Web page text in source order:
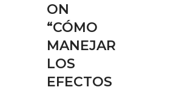
ON
“CÓMO
MANEJAR
LOS
EFECTOS